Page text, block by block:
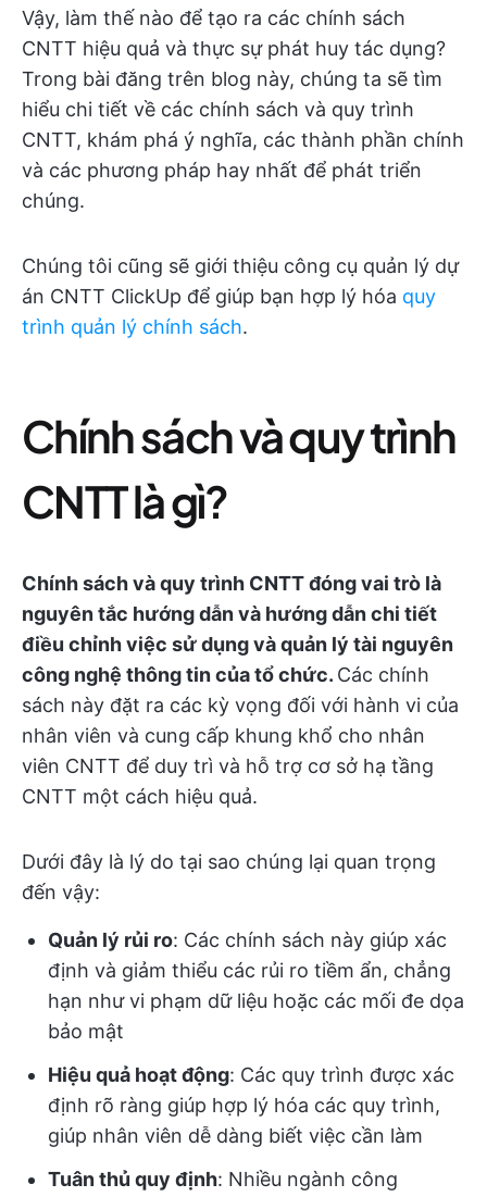
Vậy, làm thế nào để tạo ra các chính sách
CNTT hiệu quả và thực sự phát huy tác dụng?
Trong bài đăng trên blog này, chúng ta sẽ tìm
hiểu chi tiết về các chính sách và quy trình
CNTT, khám phá ý nghĩa, các thành phần chính
và các phương pháp hay nhất để phát triển
chúng.
Chúng tôi cũng sẽ giới thiệu công cụ quản lý dự
án CNTT ClickUp để giúp bạn hợp lý hóa quy
trình quản lý chính sách.
Chính sách và quy trình
CNTT là gì?
Chính sách và quy trình CNTT đóng vai trò là
nguyên tắc hướng dẫn và hướng dẫn chi tiết
điều chỉnh việc sử dụng và quản lý tài nguyên
công nghệ thông tin của tổ chức. Các chính
sách này đặt ra các kỳ vọng đối với hành vi của
nhân viên và cung cấp khung khổ cho nhân
viên CNTT để duy trì và hỗ trợ cơ sở hạ tầng
CNTT một cách hiệu quả.
Dưới đây là lý do tại sao chúng lại quan trọng
đến vậy:
Quản lý rủi ro: Các chính sách này giúp xác
định và giảm thiểu các rủi ro tiềm ẩn, chẳng
hạn như vi phạm dữ liệu hoặc các mối đe dọa
bảo mật
Hiệu quả hoạt động: Các quy trình được xác
định rõ ràng giúp hợp lý hóa các quy trình,
giúp nhân viên dễ dàng biết việc cần làm
Tuân thủ quy định: Nhiều ngành công